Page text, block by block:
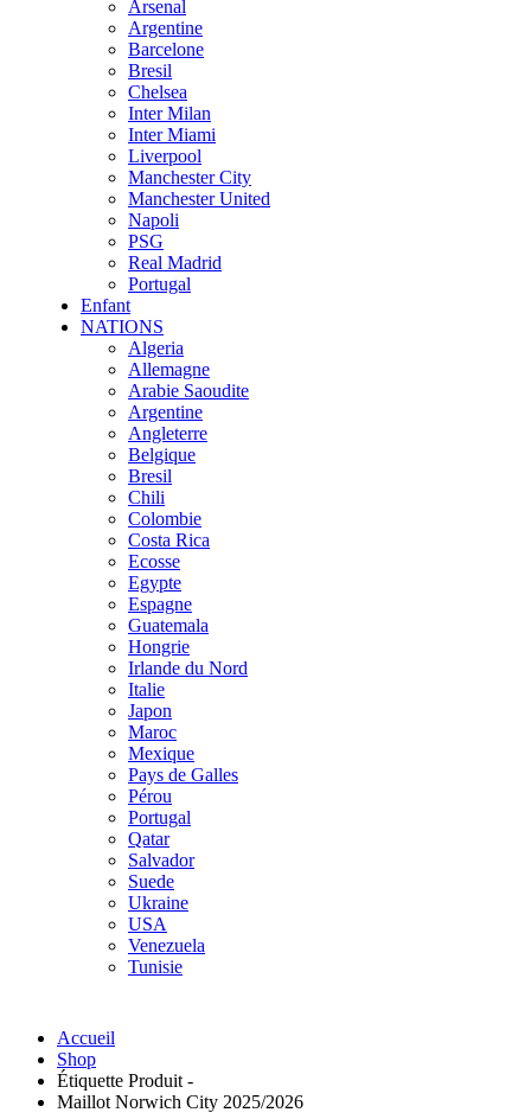
Arsenal
Argentine
Barcelone
Bresil
Chelsea
Inter Milan
Inter Miami
Liverpool
Manchester City
Manchester United
Napoli
PSG
Real Madrid
Portugal
Enfant
NATIONS
Algeria
Allemagne
Arabie Saoudite
Argentine
Angleterre
Belgique
Bresil
Chili
Colombie
Costa Rica
Ecosse
Egypte
Espagne
Guatemala
Hongrie
Irlande du Nord
Italie
Japon
Maroc
Mexique
Pays de Galles
Pérou
Portugal
Qatar
Salvador
Suede
Ukraine
USA
Venezuela
Tunisie
Accueil
Shop
Étiquette Produit -
Maillot Norwich City 2025/2026